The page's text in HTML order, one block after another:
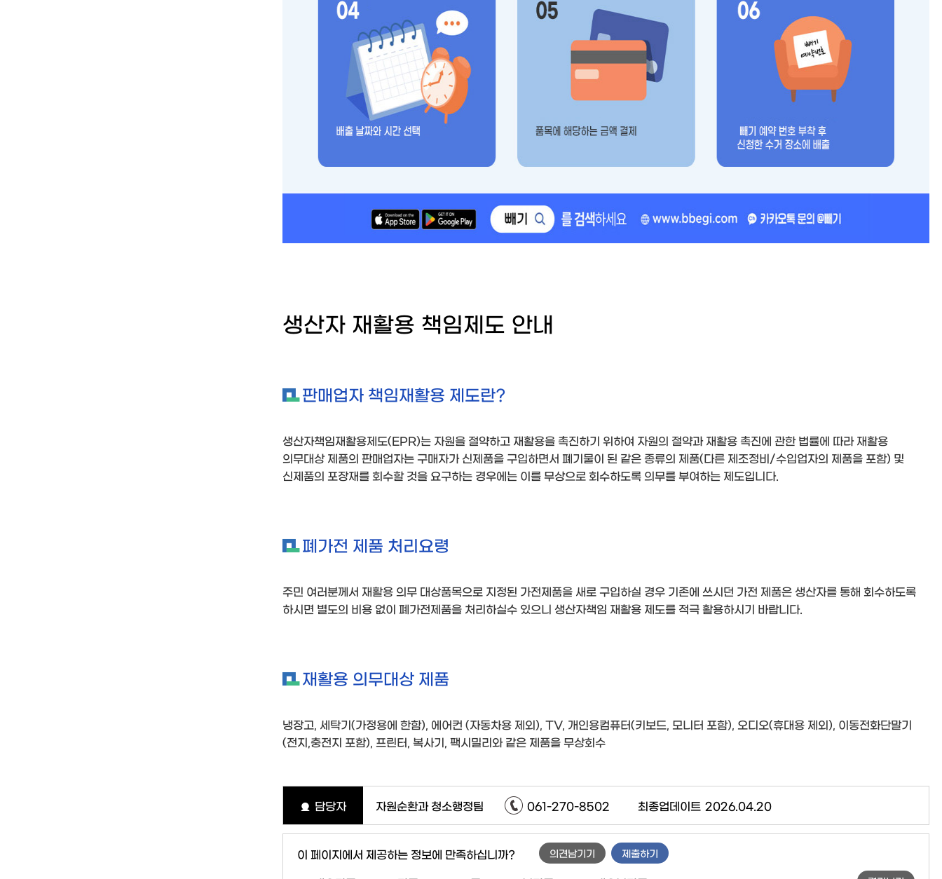
생산자 재활용 책임제도 안내
판매업자 책임재활용 제도란?
생산자책임재활용제도(EPR)는 자원을 절약하고 재활용을 촉진하기 위하여 자원의 절약과 재활용 촉진에 관한 법률에 따라 재활용
의무대상 제품의 판매업자는 구매자가 신제품을 구입하면서 폐기물이 된 같은 종류의 제품(다른 제조정비/수입업자의 제품을 포함) 및
신제품의 포장재를 회수할 것을 요구하는 경우에는 이를 무상으로 회수하도록 의무를 부여하는 제도입니다.
폐가전 제품 처리요령
주민 여러분께서 재활용 의무 대상품목으로 지정된 가전제품을 새로 구입하실 경우 기존에 쓰시던 가전 제품은 생산자를 통해 회수하도록
하시면 별도의 비용 없이 폐가전제품을 처리하실수 있으니 생산자책임 재활용 제도를 적극 활용하시기 바랍니다.
재활용 의무대상 제품
냉장고, 세탁기(가정용에 한함), 에어컨 (자동차용 제외), TV, 개인용컴퓨터(키보드, 모니터 포함), 오디오(휴대용 제외), 이동전화단말기
(전지,충전지 포함), 프린터, 복사기, 팩시밀리와 같은 제품을 무상회수
담당자 자원순환과 청소행정팀 061-270-8502 최종업데이트 2026.04.20
이 페이지에서 제공하는 정보에 만족하십니까? 의견남기기 제출하기